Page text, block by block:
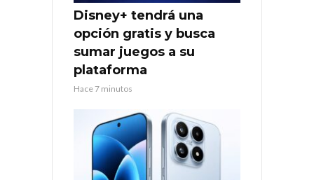
Disney+ tendrá una
opción gratis y busca
sumar juegos a su
plataforma
Hace 7 minutos